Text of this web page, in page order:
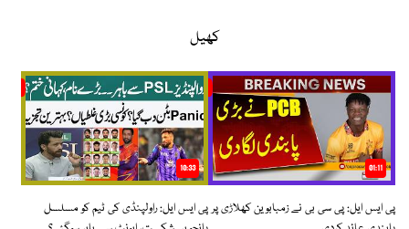
کھیل
01:11
پی ایس ایل: پی سی بی نے زمبابوین کھلاڑی پر
10:33
پی ایس ایل: راولپنڈی کی ٹیم کو مسلسل